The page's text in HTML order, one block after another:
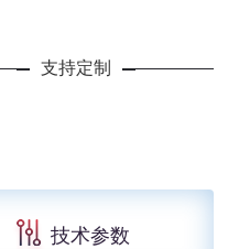
支持定制
技术参数